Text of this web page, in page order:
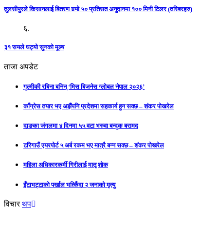
तुलसीपुरले किसानलाई बितरण गर्‍यो ५० प्रतिसत अनुदानमा १०० मिनी टिलर (तस्बिरहरु)
६.
३१ सयले घट्यो सुनको मूल्य
ताजा अपडेट
गुल्मीकी रबिना बनिन् ‘मिस बिजनेस ग्लोबल नेपाल २०२६’
काँग्रेस तयार भए अझैंपनि प्रदेशमा सहकार्य हुन सक्छ – शंकर पोखरेल
दाङका जंगलमा ४ दिनमा ५५ वटा भरुवा बन्दुक बरामद
टरिगाउँ एयरपोर्ट ५ अर्ब रकम भए मात्रै बन्न सक्छ – शंकर पोखरेल
महिला अधिकारकर्मी गिरीलाई मातृ शोक
इँटाभट्टाको पर्खाल भत्किँदा २ जनाको मृत्यु
विचार थप